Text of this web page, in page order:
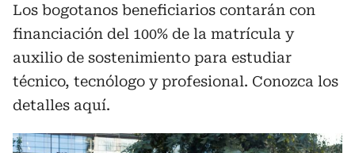
Los bogotanos beneficiarios contarán con
financiación del 100% de la matrícula y
auxilio de sostenimiento para estudiar
técnico, tecnólogo y profesional. Conozca los
detalles aquí.